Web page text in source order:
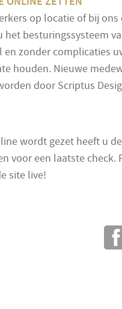
op locatie of bij
het besturingssysteem
en zonder complicaties
houden. Nieuwe
door Scriptus
wordt gezet heeft u
voor een laatste check.
site live!